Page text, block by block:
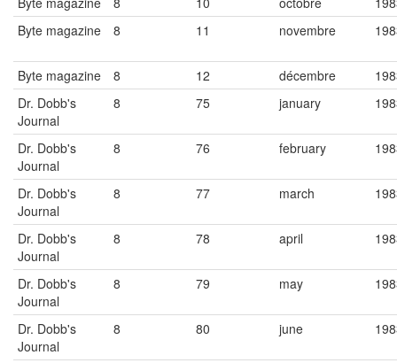
Byte magazine
8 11 novembre
Byte magazine 8 12 décembre
Dr. Dobb's
Journal
8 75 january
Dr. Dobb's
Journal
8 76 february
Dr. Dobb's
Journal
8 77 march
Dr. Dobb's
Journal
8 78 april
Dr. Dobb's
Journal
8 79 may
Dr. Dobb's
Journal
8 80 june